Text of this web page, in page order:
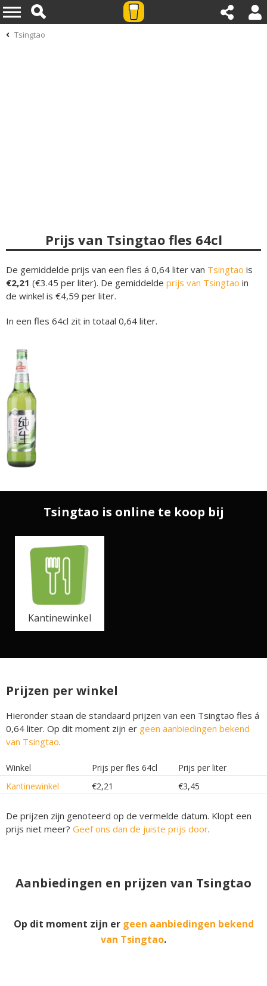
Tsingtao
Prijs van Tsingtao fles 64cl
De gemiddelde prijs van een fles á 0,64 liter van Tsingtao is
€2,21 (€3.45 per liter). De gemiddelde prijs van Tsingtao in
de winkel is €4,59 per liter.
In een fles 64cl zit in totaal 0,64 liter.
Tsingtao is online te koop bij
Kantinewinkel
Prijzen per winkel
Hieronder staan de standaard prijzen van een Tsingtao fles á
0,64 liter. Op dit moment zijn er geen aanbiedingen bekend
van Tsingtao.
Winkel Prijs per fles 64cl
Prijs per liter
Kantinewinkel
€2,21 €3,45
De prijzen zijn genoteerd op de vermelde datum. Klopt een
prijs niet meer? Geef ons dan de juiste prijs door.
Aanbiedingen en prijzen van Tsingtao
Op dit moment zijn er geen aanbiedingen bekend
van Tsingtao.